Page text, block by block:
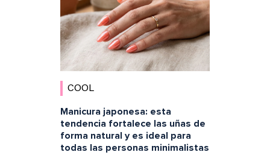
COOL
Manicura japonesa: esta
tendencia fortalece las uñas de
forma natural y es ideal para
todas las personas minimalistas